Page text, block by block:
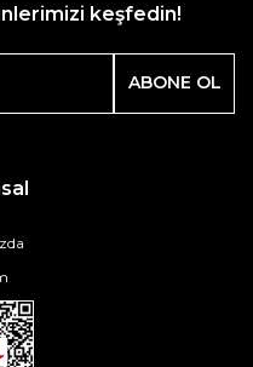
keşfedin!
ABONE OL